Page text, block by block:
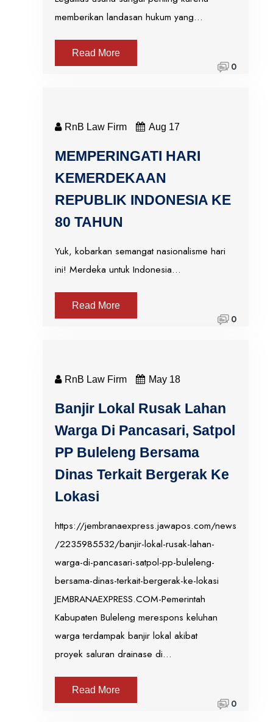
memberikan landasan hukum yang…
Read More
0
RnB Law Firm Aug 17
MEMPERINGATI HARI
KEMERDEKAAN
REPUBLIK INDONESIA KE
80 TAHUN
Yuk, kobarkan semangat nasionalisme hari
ini! Merdeka untuk Indonesia…
Read More
0
RnB Law Firm May 18
Banjir Lokal Rusak Lahan
Warga Di Pancasari, Satpol
PP Buleleng Bersama
Dinas Terkait Bergerak Ke
Lokasi
https://jembranaexpress.jawapos.com/news
/2235985532/banjir-lokal-rusak-lahan-
warga-di-pancasari-satpol-pp-buleleng-
bersama-dinas-terkait-bergerak-ke-lokasi
JEMBRANAEXPRESS.COM-Pemerintah
Kabupaten Buleleng merespons keluhan
warga terdampak banjir lokal akibat
proyek saluran drainase di…
Read More
0